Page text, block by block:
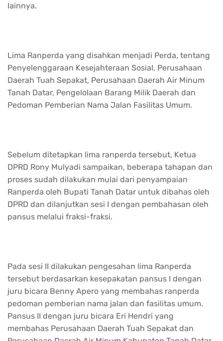
lainnya.
Lima Ranperda yang disahkan menjadi Perda, tentang
Penyelenggaraan Kesejahteraan Sosial, Perusahaan
Daerah Tuah Sepakat, Perusahaan Daerah Air Minum
Tanah Datar, Pengelolaan Barang Milik Daerah dan
Pedoman Pemberian Nama Jalan Fasilitas Umum.
Sebelum ditetapkan lima ranperda tersebut, Ketua
DPRD Rony Mulyadi sampaikan, beberapa tahapan dan
proses sudah dilakukan mulai dari penyampaian
Ranperda oleh Bupati Tanah Datar untuk dibahas oleh
DPRD dan dilanjutkan sesi I dengan pembahasan oleh
pansus melalui fraksi-fraksi.
Pada sesi II dilakukan pengesahan lima Ranperda
tersebut berdasarkan kesepakatan pansus I dengan
juru bicara Benny Apero yang membahas ranperda
pedoman pemberian nama jalan dan fasilitas umum.
Pansus II dengan juru bicara Eri Hendri yang
membahas Perusahaan Daerah Tuah Sepakat dan